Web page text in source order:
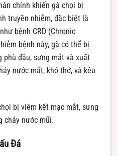
chính khiến gà chọi bị
truyền nhiễm, đặc biệt là
bệnh CRD (Chronic
bệnh này, gà có thể bị
phù đầu, sưng mắt và xuất
nước mắt, khó thở, và kêu
bị viêm kết mạc mắt, sưng
chảy nước mũi.
Đá